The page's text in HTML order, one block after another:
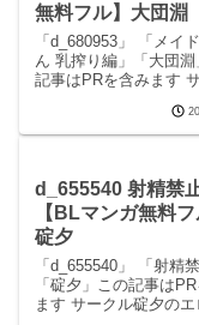
無料フル】大団淵
「d_680953」 「メイ
ん 乳搾り編」「大団淵
記事はPRを含みます
きを読むd_680953 メ
くん 乳搾り編の見どこ
像1メイドの冥くん 乳搾
d_655540 射精禁止
【BLマンガ無料フ
碇夕
「d_655540」 「射精
「碇夕」この記事は
ます サークル碇夕のエ